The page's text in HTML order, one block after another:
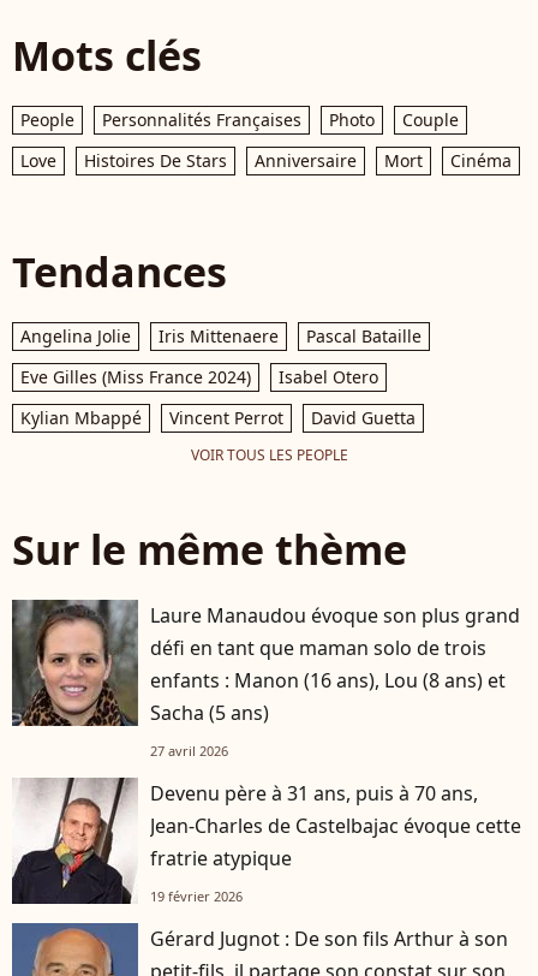
Mots clés
People Personnalités Françaises Photo
Couple
Love
Histoires De Stars Anniversaire Mort Cinéma
Tendances
Angelina Jolie Iris Mittenaere
Pascal Bataille
Eve Gilles (Miss France 2024)
Isabel Otero
Kylian Mbappé
Vincent Perrot David Guetta
VOIR TOUS LES PEOPLE
Sur le même thème
Laure Manaudou évoque son plus grand
défi en tant que maman solo de trois
enfants : Manon (16 ans), Lou (8 ans) et
Sacha (5 ans)
27 avril 2026
Devenu père à 31 ans, puis à 70 ans,
Jean-Charles de Castelbajac évoque cette
fratrie atypique
19 février 2026
Gérard Jugnot : De son fils Arthur à son